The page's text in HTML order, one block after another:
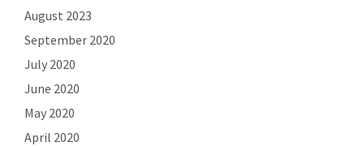
August 2023
September 2020
July 2020
June 2020
May 2020
April 2020